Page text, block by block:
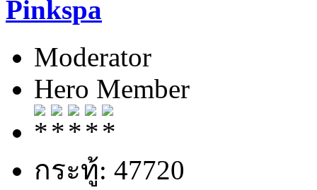
Pinkspa
Moderator
Hero Member
กระทู้: 47720